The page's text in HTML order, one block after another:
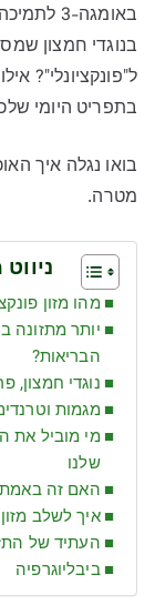
בנוגדי חמצון
ל"פונקציונלי"?
בתפריט היומי
בואו נגלה איך
מטרה.
מהו מזון
יותר מתזונה
הבריאות?
נוגדי חמצון,
מגמות
מי מוביל את
שלנו
האם זה באמת
איך לשלב
העתיד של
ביבליוגרפיה